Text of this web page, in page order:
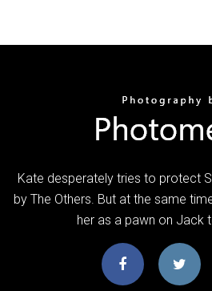
Kate desperately tries to protect
by The Others. But at the same
her as a pawn on Jack